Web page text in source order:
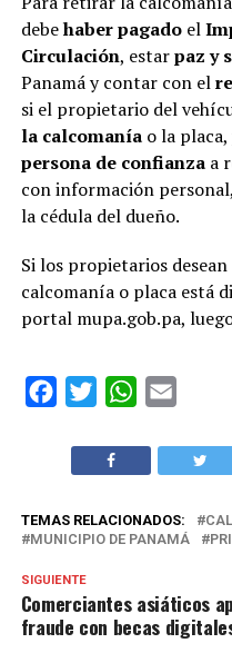
debehaber pagadoel
Circulación, estarpaz y
Panamá y contar con el
si el propietario del
la calcomaníao la placa,
persona de confianzaa
con información
la cédula del dueño.
Si los propietarios
calcomanía o placa está
portal mupa.gob.pa,
Facebook
TwitterWhatsApp
TEMAS RELACIONADOS:
MUNICIPIO DE PANAMÁ
SIGUIENTE
Comerciantes asiáticos
fraude con becas